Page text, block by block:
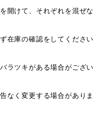
開けて、それぞれを混ぜな
在庫の確認をしてください
ラツキがある場合がござい
なく変更する場合がありま